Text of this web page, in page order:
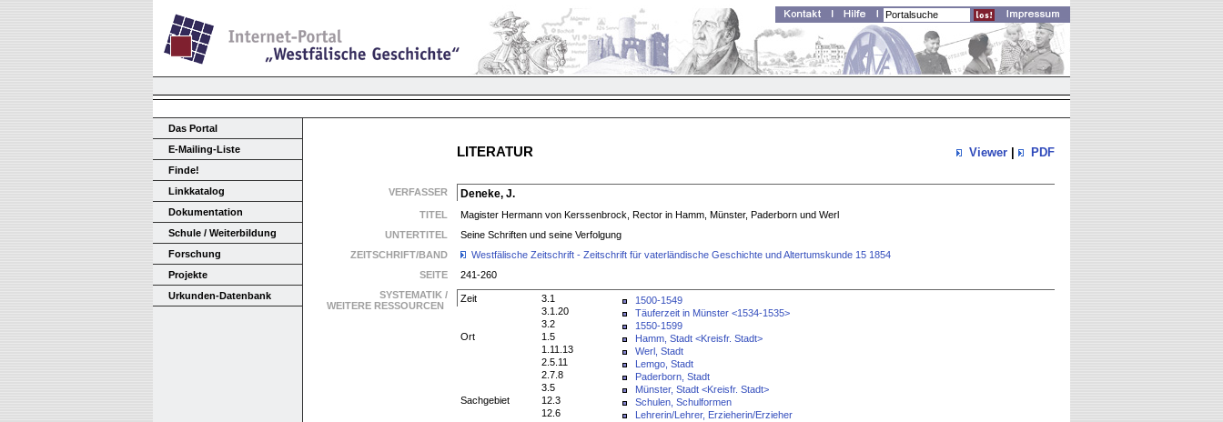
Das Portal
E-Mailing-Liste
Finde!
Linkkatalog
Dokumentation
Schule / Weiterbildung
Forschung
Projekte
Urkunden-Datenbank
LITERATUR Viewer PDF
VERFASSER Deneke, J.
TITEL
Magister Hermann von Kerssenbrock, Rector in Hamm, Münster, Paderborn und Werl
UNTERTITEL
Seine Schriften und seine Verfolgung
ZEITSCHRIFT/BAND
Westfälische Zeitschrift - Zeitschrift für vaterländische Geschichte und Altertumskunde 15 1854
SEITE
241-260
SYSTEMATIK /
WEITERE RESSOURCEN
Zeit 3.1
1500-1549
3.1.20
Täuferzeit in Münster <1534-1535>
3.2
1550-1599
Ort
1.5
Hamm, Stadt <Kreisfr. Stadt>
1.11.13
Werl, Stadt
2.5.11
Lemgo, Stadt
2.7.8
Paderborn, Stadt
3.5
Münster, Stadt <Kreisfr. Stadt>
Sachgebiet
12.3
Schulen, Schulformen
12.6
Lehrerin/Lehrer, Erzieherin/Erzieher